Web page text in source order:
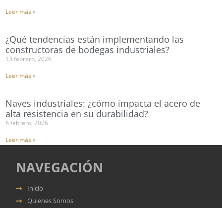
Leer más »
¿Qué tendencias están implementando las
constructoras de bodegas industriales?
13 febrero, 2026
Leer más »
Naves industriales: ¿cómo impacta el acero de
alta resistencia en su durabilidad?
6 febrero, 2026
Leer más »
NAVEGACIÓN
Inicio
Quienes Somos